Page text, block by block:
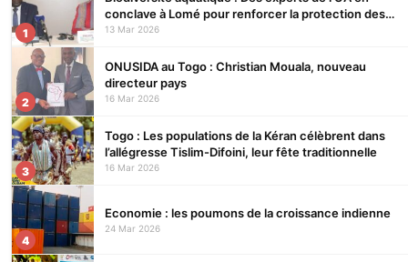
1
conclave à Lomé pour renforcer la protection des
écosystèmes
13 Mar 2026
2
ONUSIDA au Togo : Christian Mouala, nouveau
directeur pays
16 Mar 2026
3
Togo : Les populations de la Kéran célèbrent dans
l’allégresse Tislim-Difoini, leur fête traditionnelle
16 Mar 2026
4
Economie : les poumons de la croissance indienne
24 Mar 2026